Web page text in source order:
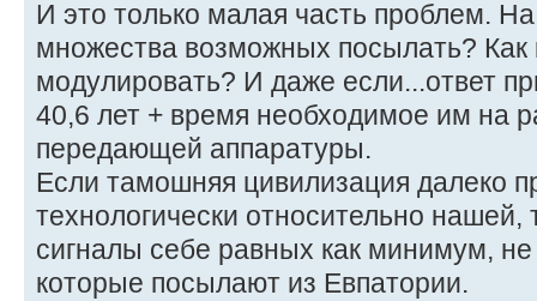
И это только малая часть проблем. На
множества возможных посылать? Как
модулировать? И даже если...ответ
40,6 лет + время необходимое им на
передающей аппаратуры.
Если тамошняя цивилизация далеко
технологически относительно
сигналы себе равных как минимум,
которые посылают из Евпатории.